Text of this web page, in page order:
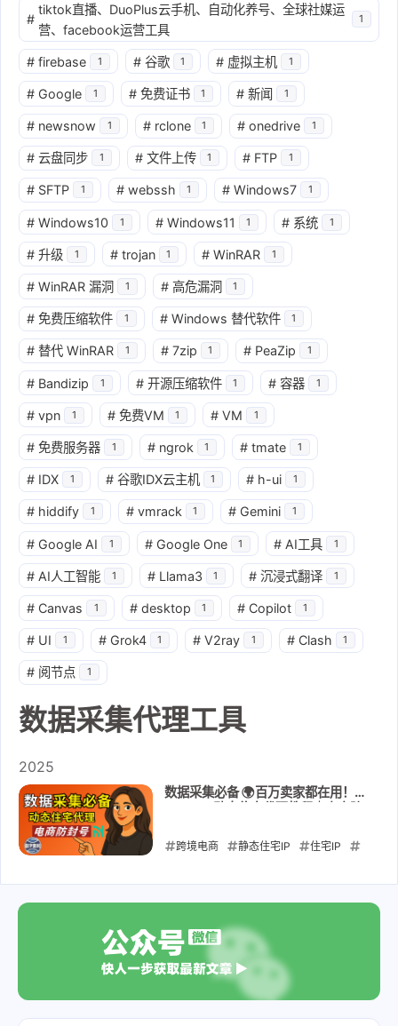
#
tiktok直播、DuoPlus云手机、自动化养号、全球社媒运
营、facebook运营工具
1
# firebase 1 # 谷歌 1 # 虚拟主机 1
# Google 1 # 免费证书 1 # 新闻 1
# newsnow 1 # rclone 1 # onedrive 1
# 云盘同步 1 # 文件上传 1 # FTP 1
# SFTP 1 # webssh 1 # Windows7 1
# Windows10 1 # Windows11 1 # 系统 1
# 升级 1 # trojan 1 # WinRAR 1
# WinRAR 漏洞 1 # 高危漏洞 1
# 免费压缩软件 1 # Windows 替代软件 1
# 替代 WinRAR 1 # 7zip 1 # PeaZip 1
# Bandizip 1 # 开源压缩软件 1 # 容器 1
# vpn 1 # 免费VM 1 # VM 1
# 免费服务器 1 # ngrok 1 # tmate 1
# IDX 1 # 谷歌IDX云主机 1 # h-ui 1
# hiddify 1 # vmrack 1 # Gemini 1
# Google AI 1 # Google One 1 # AI工具 1
# AI人工智能 1 # Llama3 1 # 沉浸式翻译 1
# Canvas 1 # desktop 1 # Copilot 1
# UI 1 # Grok4 1 # V2ray 1 # Clash 1
# 阅节点 1
数据采集代理工具
2025
数据采集必备 🌍百万卖家都在用！
跨境电商 静态住宅IP 住宅IP
iOS nsocks 数据采集代理工具
2025-09-17